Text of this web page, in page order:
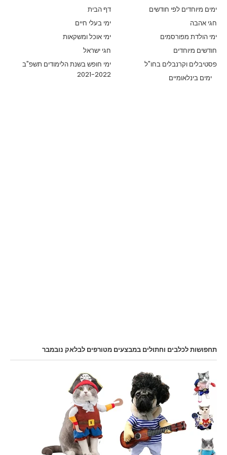
דף הבית
ימים מיוחדים לפי חודשים
ימי בעלי חיים
חגי אהבה
ימי אוכל ומשקאות
ימי הולדת מפורסמים
חגי ישראל
חודשים מיוחדים
ימי חופש בשנת הלימודים תשפ"ב
2021-2022
פסטיבלים וקרנבלים בחו"ל
ימים בינלאומיים
תחפושות לכלבים וחתולים במבצעים מטורפים לבלאק נובמבר